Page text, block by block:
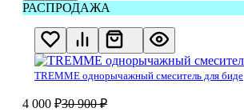
РАСПРОДАЖА
TREMME однорычажный смеситель для биде
4 000 ₽30 900 ₽